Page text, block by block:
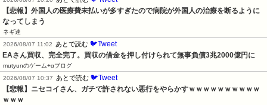
【悲報】外国人の医療費未払いが多すぎたので病院が外国人の治療を断るように
なってしまう
ネギ速
2026/08/07 11:02
あとで読む 🐦Tweet
EAさん買収、完全完了。買収の借金を押し付けられて無事負債3兆2000億円に
mutyunのゲーム+αブログ
2026/08/07 10:37
あとで読む 🐦Tweet
【悲報】ニセコイさん、ガチで許されない悪行をやらかすｗｗｗｗｗｗｗｗｗｗ
ｗｗｗ